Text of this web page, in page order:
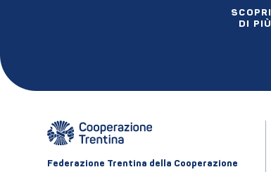
SCOPRI
DI PIÙ
Federazione Trentina della Cooperazione